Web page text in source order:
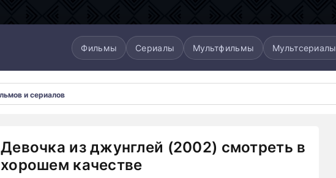
Фильмы Сериалы Мультфильмы Мультсериалы
Девочка из джунглей (2002) смотреть в
хорошем качестве